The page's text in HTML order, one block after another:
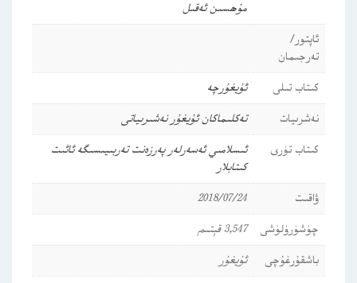
مۇھسىن ئەقىل
ئاپتور/
تەرجىمان
كىتاب تىلى
ئۇيغۇرچە
نەشرىيات
تەكلىماكان ئۇيغۇر نەشىرىياتى
كىتاب تۈرى
ئىسلامىي ئەسەرلەر پەرزەنت تەربىيىسىگە ئائىت
كىتابلار
ۋاقىت
2018/07/24
چۈشۈرۈلۈشى
3,547 قېتىم
باشقۇرغۇچى
ئۇيغۇر